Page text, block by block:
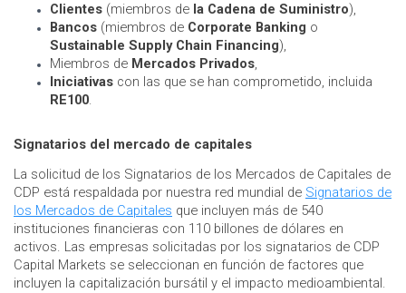
Clientes (miembros de la Cadena de Suministro),
Bancos (miembros de Corporate Banking o
Sustainable Supply Chain Financing),
Miembros de Mercados Privados,
Iniciativas con las que se han comprometido, incluida
RE100.
Signatarios del mercado de capitales
La solicitud de los Signatarios de los Mercados de Capitales de
CDP está respaldada por nuestra red mundial de Signatarios de
los Mercados de Capitales que incluyen más de 540
instituciones financieras con 110 billones de dólares en
activos. Las empresas solicitadas por los signatarios de CDP
Capital Markets se seleccionan en función de factores que
incluyen la capitalización bursátil y el impacto medioambiental.